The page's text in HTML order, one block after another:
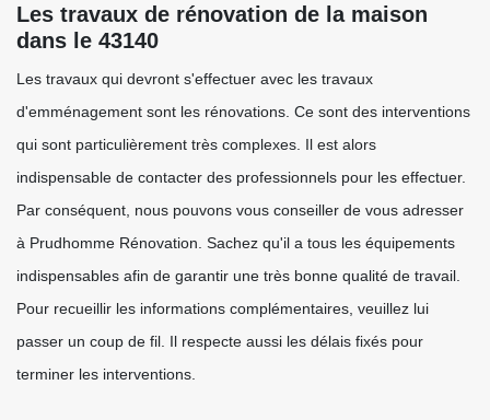
Les travaux de rénovation de la maison
dans le 43140
Les travaux qui devront s'effectuer avec les travaux
d'emménagement sont les rénovations. Ce sont des interventions
qui sont particulièrement très complexes. Il est alors
indispensable de contacter des professionnels pour les effectuer.
Par conséquent, nous pouvons vous conseiller de vous adresser
à Prudhomme Rénovation. Sachez qu'il a tous les équipements
indispensables afin de garantir une très bonne qualité de travail.
Pour recueillir les informations complémentaires, veuillez lui
passer un coup de fil. Il respecte aussi les délais fixés pour
terminer les interventions.